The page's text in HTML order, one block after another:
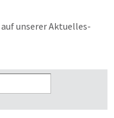
unserer Aktuelles-